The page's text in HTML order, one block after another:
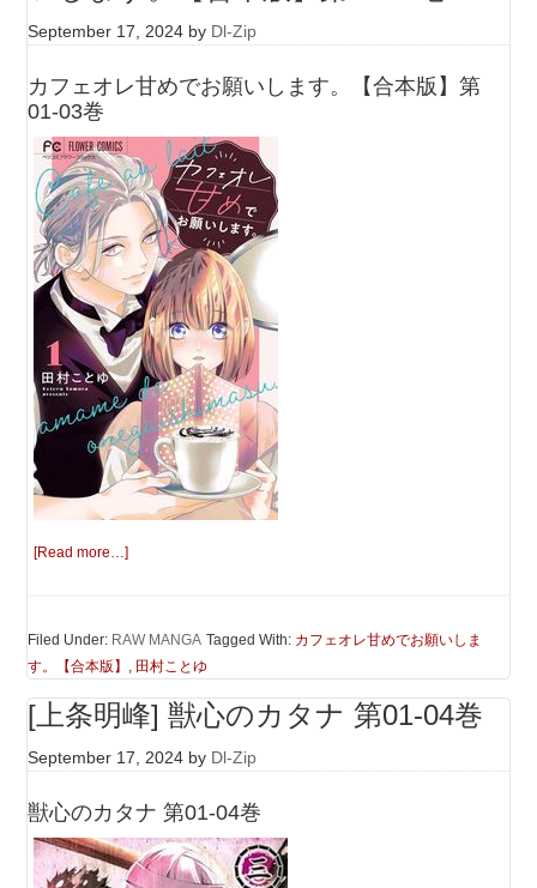
September 17, 2024 by Dl-Zip
カフェオレ甘めでお願いします。【合本版】第
01-03巻
[Read more…]
Filed Under: RAW MANGA Tagged With: カフェオレ甘めでお願いしま
す。【合本版】 , 田村ことゆ
[上条明峰] 獣心のカタナ 第01-04巻
September 17, 2024 by Dl-Zip
獣心のカタナ 第01-04巻